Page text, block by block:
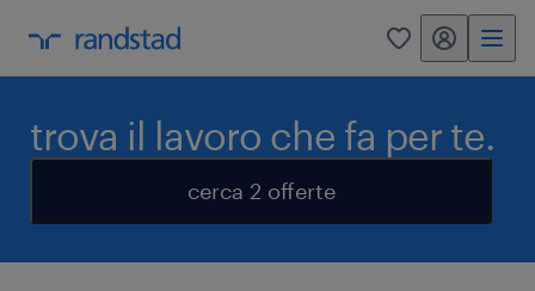
0 my randstad
trova il lavoro che fa per te.
cerca 2 offerte